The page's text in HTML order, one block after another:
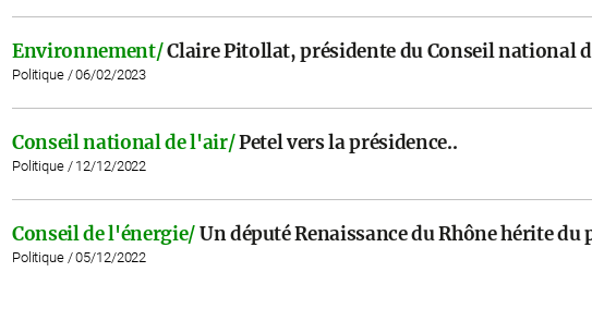
Environnement/Claire Pitollat, présidente du Conseil national
Politique / 06/02/2023
Conseil national de l'air/Petel vers la présidence..
Politique / 12/12/2022
Conseil de l'énergie/Un député Renaissance du Rhône hérite du
Politique / 05/12/2022